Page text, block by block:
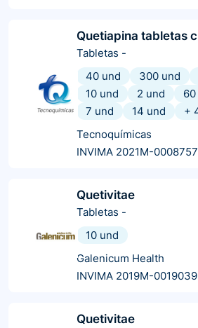
Quetiapina tabletas
Tabletas -
40 und
300 und
10 und
2 und
7 und
14 und +
Tecnoquímicas
INVIMA 2021M-
Quetivitae
Tabletas -
10 und
Galenicum Health
INVIMA 2019M-0019039
Quetivitae